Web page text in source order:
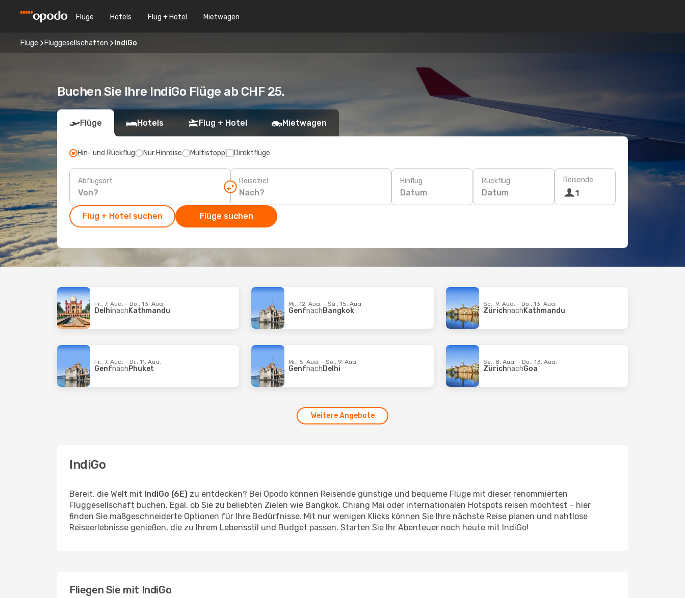
Flüge Hotels Flug + Hotel Mietwagen
Flüge Fluggesellschaften IndiGo
Buchen Sie Ihre IndiGo Flüge ab CHF 25.
Flüge Hotels Flug + Hotel Mietwagen
Hin- und Rückflug Nur Hinreise Multistopp Direktflüge
Abflugsort Reiseziel Hinflug
Datum
Rückflug
Datum
Reisende
1
Flug + Hotel suchen Flüge suchen
Fr., 7. Aug. - Do., 13. Aug.
DelhinachKathmandu
Mi., 12. Aug. - Sa., 15. Aug.
Genfnach Bangkok
So., 9. Aug. - Do., 13. Aug.
ZürichnachKathmandu
Fr., 7. Aug. - Di., 11. Aug.
GenfnachPhuket
Mi., 5. Aug. - So., 9. Aug.
Genfnach Delhi
Sa., 8. Aug. - Do., 13. Aug.
ZürichnachGoa
Weitere Angebote
IndiGo
Bereit, die Welt mit IndiGo (6E) zu entdecken? Bei Opodo können Reisende günstige und bequeme Flüge mit dieser renommierten
Fluggesellschaft buchen. Egal, ob Sie zu beliebten Zielen wie Bangkok, Chiang Mai oder internationalen Hotspots reisen möchtest – hier
finden Sie maßgeschneiderte Optionen für Ihre Bedürfnisse. Mit nur wenigen Klicks können Sie Ihre nächste Reise planen und nahtlose
Reiseerlebnisse genießen, die zu Ihrem Lebensstil und Budget passen. Starten Sie Ihr Abenteuer noch heute mit IndiGo!
Fliegen Sie mit IndiGo